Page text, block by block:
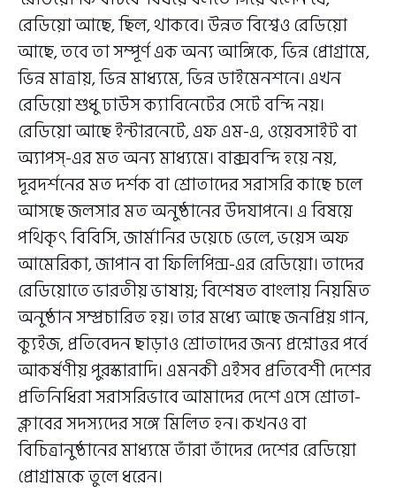
রেডিয়ো আছে, ছিল, থাকবে। উন্নত বিশ্বেও রেডিয়ো
আছে, তবে তা সম্পূর্ণ এক অন্য আঙ্গিকে, ভিন্ন প্রোগ্রামে,
ভিন্ন মাত্রায়, ভিন্ন মাধ্যমে, ভিন্ন ডাইমেনশনে। এখন
রেডিয়ো শুধু ঢাউস ক্যাবিনেটের সেটে বন্দি নয়।
রেডিয়ো আছে ইন্টারনেটে, এফ এম-এ, ওয়েবসাইট বা
অ্যাপস্-এর মত অন্য মাধ্যমে। বাক্সবন্দি হয়ে নয়,
দূরদর্শনের মত দর্শক বা শ্রোতাদের সরাসরি কাছে চলে
আসছে জলসার মত অনুষ্ঠানের উদযাপনে। এ বিষয়ে
পথিকৃৎ বিবিসি, জার্মানির ডয়েচে ভেলে, ভয়েস অফ
আমেরিকা, জাপান বা ফিলিপিন্স-এর রেডিয়ো। তাদের
রেডিয়োতে ভারতীয় ভাষায়; বিশেষত বাংলায় নিয়মিত
অনুষ্ঠান সম্প্রচারিত হয়। তার মধ্যে আছে জনপ্রিয় গান,
ক্যুইজ, প্রতিবেদন ছাড়াও শ্রোতাদের জন্য প্রশ্নোত্তর পর্বে
আকর্ষণীয় পুরস্কারাদি। এমনকী এইসব প্রতিবেশী দেশের
প্রতিনিধিরা সরাসরিভাবে আমাদের দেশে এসে শ্রোতা-
ক্লাবের সদস্যদের সঙ্গে মিলিত হন। কখনও বা
বিচিত্রানুষ্ঠানের মাধ্যমে তাঁরা তাঁদের দেশের রেডিয়ো
প্রোগ্রামকে তুলে ধরেন।